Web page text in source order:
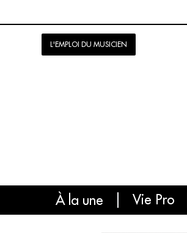
L'EMPLOI DU MUSICIEN
À la une Vie Pro